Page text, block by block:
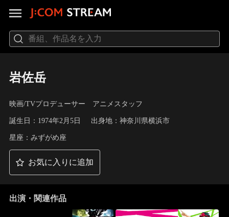
岩佐岳
映画/TVプロデューサー アニメスタッフ
誕生日：1974年2月5日 出身地：神奈川県横浜市
星座：みずがめ座
お気に入りに追加
出演・関連作品